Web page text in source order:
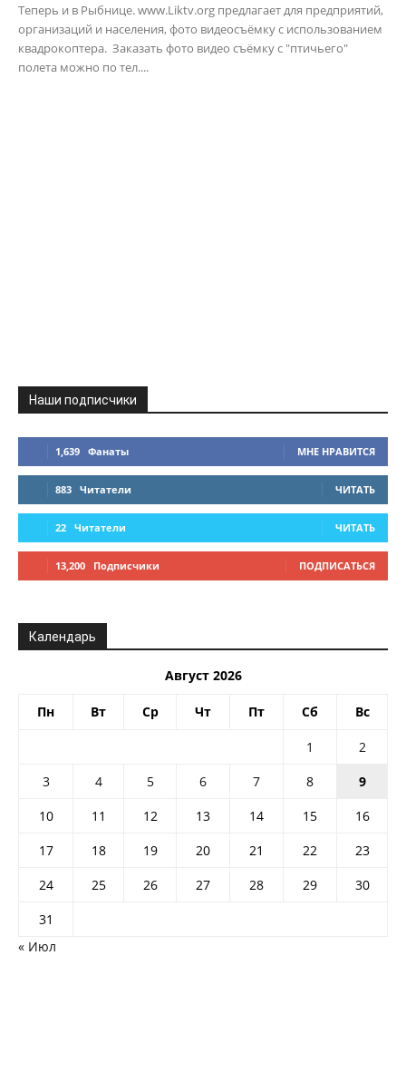
Теперь и в Рыбнице. www.Liktv.org предлагает для предприятий,
организаций и населения, фото видеосъёмку с использованием
квадрокоптера. Заказать фото видео съёмку с "птичьего"
полета можно по тел....
Наши подписчики
1,639 Фанаты МНЕ НРАВИТСЯ
883 Читатели ЧИТАТЬ
22 Читатели ЧИТАТЬ
13,200 Подписчики ПОДПИСАТЬСЯ
Календарь
Август 2026
Пн Вт Ср Чт Пт Сб Вс
1
2
3
4 5 6 7 8
9
10
11 12 13 14 15
16
17
18 19 20 21 22
23
24
25 26 27 28 29
30
31
« Июл